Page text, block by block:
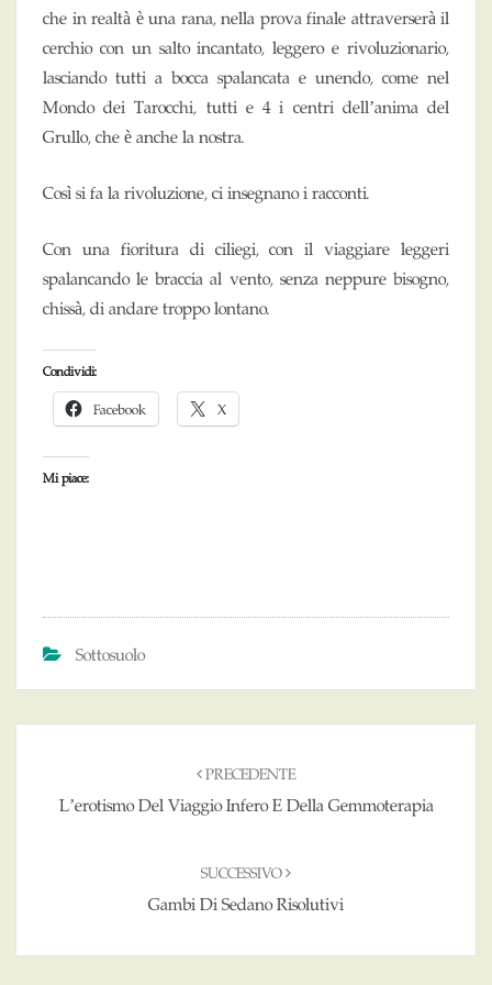
che in realtà è una rana, nella prova finale attraverserà il
cerchio con un salto incantato, leggero e rivoluzionario,
lasciando tutti a bocca spalancata e unendo, come nel
Mondo dei Tarocchi, tutti e 4 i centri dell’anima del
Grullo, che è anche la nostra.
Così si fa la rivoluzione, ci insegnano i racconti.
Con una fioritura di ciliegi, con il viaggiare leggeri
spalancando le braccia al vento, senza neppure bisogno,
chissà, di andare troppo lontano.
Condividi:
Facebook X
Mi piace:
Sottosuolo
PRECEDENTE
L’erotismo Del Viaggio Infero E Della Gemmoterapia
SUCCESSIVO
Gambi Di Sedano Risolutivi